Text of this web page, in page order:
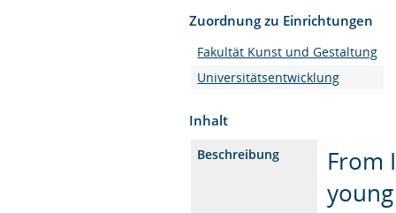
Zuordnung zu Einrichtungen
Fakultät Kunst und Gestaltung
Universitätsentwicklung
Inhalt
Beschreibung
From